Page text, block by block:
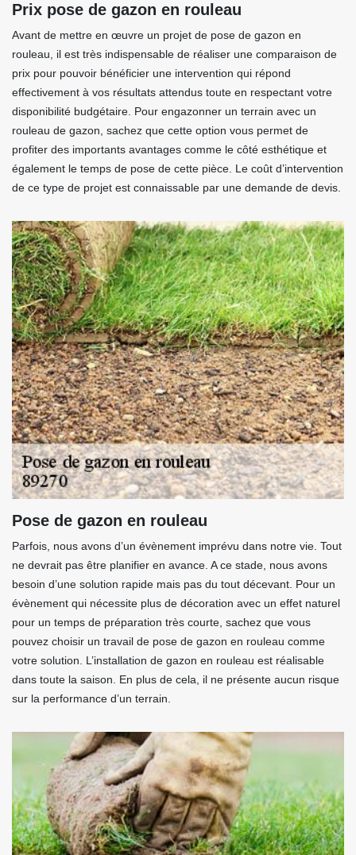
Prix pose de gazon en rouleau
Avant de mettre en œuvre un projet de pose de gazon en
rouleau, il est très indispensable de réaliser une comparaison de
prix pour pouvoir bénéficier une intervention qui répond
effectivement à vos résultats attendus toute en respectant votre
disponibilité budgétaire. Pour engazonner un terrain avec un
rouleau de gazon, sachez que cette option vous permet de
profiter des importants avantages comme le côté esthétique et
également le temps de pose de cette pièce. Le coût d’intervention
de ce type de projet est connaissable par une demande de devis.
Pose de gazon en rouleau
Parfois, nous avons d’un évènement imprévu dans notre vie. Tout
ne devrait pas être planifier en avance. A ce stade, nous avons
besoin d’une solution rapide mais pas du tout décevant. Pour un
évènement qui nécessite plus de décoration avec un effet naturel
pour un temps de préparation très courte, sachez que vous
pouvez choisir un travail de pose de gazon en rouleau comme
votre solution. L’installation de gazon en rouleau est réalisable
dans toute la saison. En plus de cela, il ne présente aucun risque
sur la performance d’un terrain.